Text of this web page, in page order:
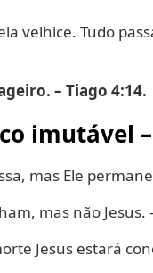
velhice. Tudo
– Tiago 4:14.
imutável
mas Ele
mas não Jesus.
Jesus estará